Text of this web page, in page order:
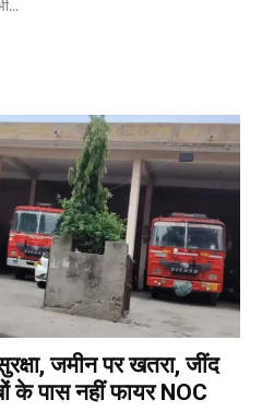
जमीन पर खतरा, जींद
के पास नहीं फायर NOC